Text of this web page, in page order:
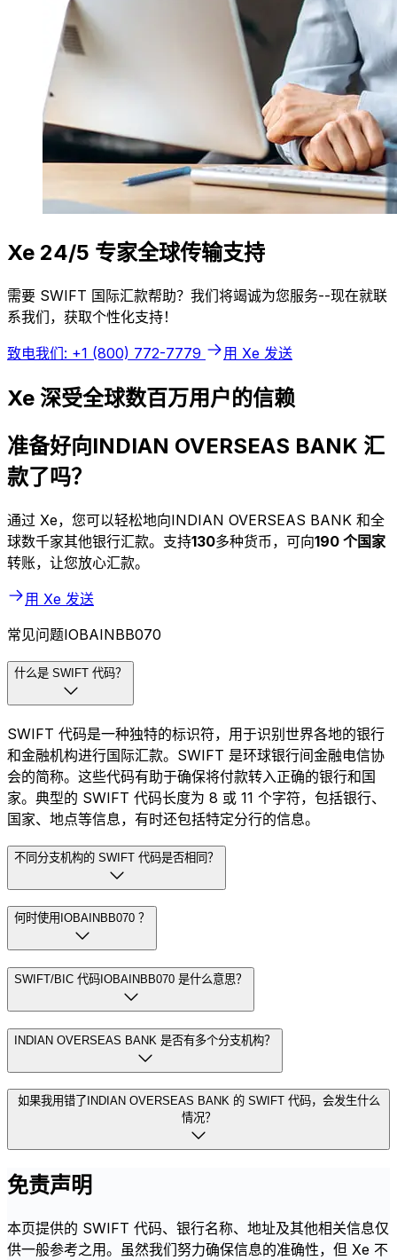
Xe 24/5 专家全球传输支持
需要 SWIFT 国际汇款帮助？我们将竭诚为您服务--现在就联
系我们，获取个性化支持！
致电我们: +1 (800) 772-7779 用 Xe 发送
Xe 深受全球数百万用户的信赖
准备好向INDIAN OVERSEAS BANK 汇
款了吗？
通过 Xe，您可以轻松地向INDIAN OVERSEAS BANK 和全
球数千家其他银行汇款。支持130多种货币，可向190 个国家
转账，让您放心汇款。
用 Xe 发送
常见问题IOBAINBB070
什么是 SWIFT 代码？
SWIFT 代码是一种独特的标识符，用于识别世界各地的银行
和金融机构进行国际汇款。SWIFT 是环球银行间金融电信协
会的简称。这些代码有助于确保将付款转入正确的银行和国
家。典型的 SWIFT 代码长度为 8 或 11 个字符，包括银行、
国家、地点等信息，有时还包括特定分行的信息。
不同分支机构的 SWIFT 代码是否相同？
何时使用IOBAINBB070 ？
SWIFT/BIC 代码IOBAINBB070 是什么意思？
INDIAN OVERSEAS BANK 是否有多个分支机构？
如果我用错了INDIAN OVERSEAS BANK 的 SWIFT 代码，会发生什么
情况？
免责声明
本页提供的 SWIFT 代码、银行名称、地址及其他相关信息仅
供一般参考之用。虽然我们努力确保信息的准确性，但 Xe 不